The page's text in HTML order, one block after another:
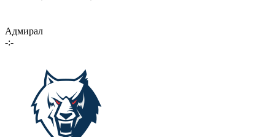
Адмирал
-:-